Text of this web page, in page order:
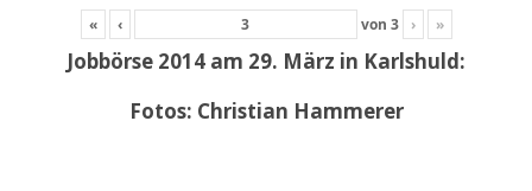
« ‹ von 3 › »
Jobbörse 2014 am 29. März in Karlshuld:
Fotos: Christian Hammerer